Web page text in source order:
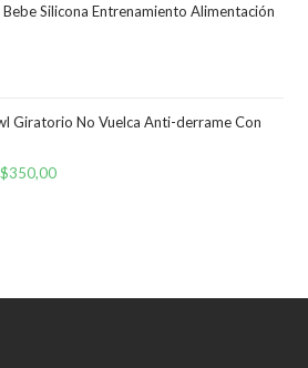
Bebe Silicona Entrenamiento Alimentación
Giratorio No Vuelca Anti-derrame Con
El
$350,00El